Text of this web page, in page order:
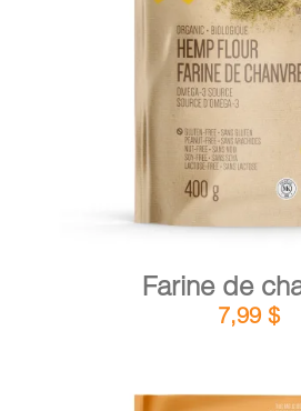
AJOUTER AU PANIER
Farine de
7,99 $